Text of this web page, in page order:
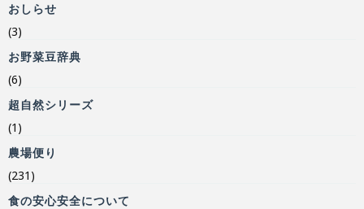
おしらせ
(3)
お野菜豆辞典
(6)
超自然シリーズ
(1)
農場便り
(231)
食の安心安全について